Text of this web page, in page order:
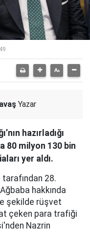
Yazar
hazırladığı
80 milyon 130 bin
yer aldı.
tarafından 28.
hakkında
şekilde rüşvet
çeken para trafiği
Nazrin